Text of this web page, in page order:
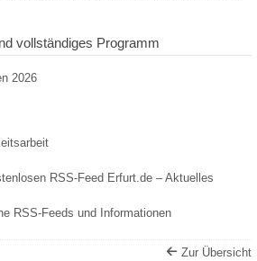
vollständiges Programm
2026
RSS-Feed Erfurt.de – Aktuelles
RSS-Feeds und Informationen
Zur Übersicht